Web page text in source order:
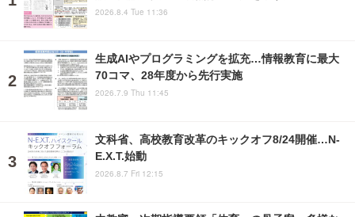
2026.8.4 Tue 11:36
生成AIやプログラミングを拡充…情報教育に最大
70コマ、28年度から先行実施
2026.7.9 Thu 11:45
文科省、高校教育改革のキックオフ8/24開催…N-
E.X.T.始動
2026.8.7 Fri 12:15